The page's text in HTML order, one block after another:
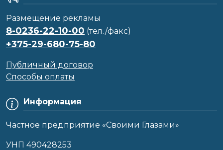
Информация
Частное предприятие «Своими Глазами»
УНП 490428253
Размещение рекламы
8-0236-22-10-00 (тел./факс)
+375-29-680-75-80
Публичный договор
Способы оплаты